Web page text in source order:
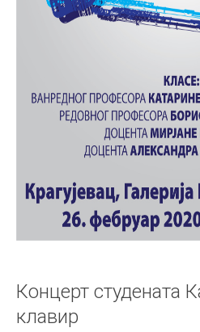
Концерт студената
клавир